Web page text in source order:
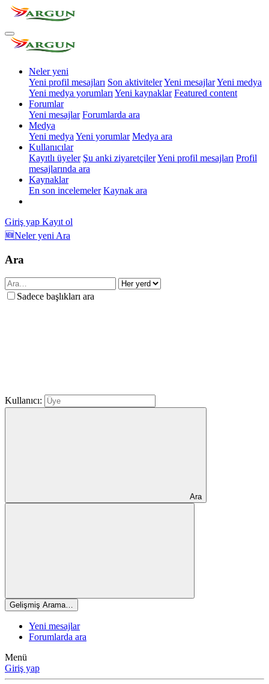
Neler yeni
Yeni profil mesajları Son aktivitelerYeni mesajlarYeni medya
Yeni medya yorumları Yeni kaynaklar Featured content
Forumlar
Yeni mesajlar Forumlarda ara
Medya
Yeni medya Yeni yorumlar Medya ara
Kullanıcılar
Kayıtlı üyeler Şu anki ziyaretçilerYeni profil mesajları Profil
mesajlarında ara
Kaynaklar
En son incelemeler Kaynak ara
Giriş yap Kayıt ol
🆕Neler yeni Ara
Ara
Sadece başlıkları ara
Kullanıcı:
Ara
Gelişmiş Arama…
Yeni mesajlar
Forumlarda ara
Menü
Giriş yap